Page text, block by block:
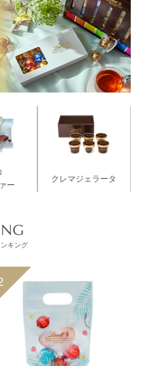
ー
クレマジェラータ
キング